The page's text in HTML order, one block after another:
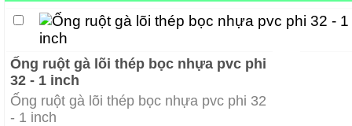
Ống ruột gà lõi thép bọc nhựa pvc phi
32 - 1 inch
Ống ruột gà lõi thép bọc nhựa pvc phi 32
- 1 inch